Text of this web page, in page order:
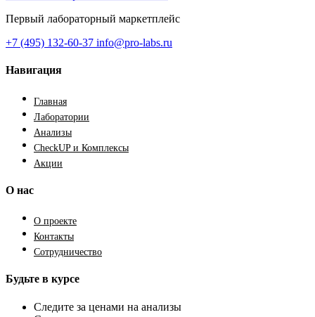
Первый лабораторный маркетплейс
+7 (495) 132-60-37 info@pro-labs.ru
Навигация
Главная
Лаборатории
Анализы
CheckUP и Комплексы
Акции
О нас
О проекте
Контакты
Сотрудничество
Будьте в курсе
Следите за ценами на анализы